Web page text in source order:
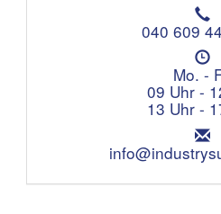
T
e
e
o
n
:
040 609
Ö
f
n
u
n
g
Mo. -
09 Uhr -
13 Uhr -
E
m
i